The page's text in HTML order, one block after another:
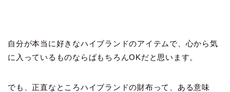
自分が本当に好きなハイブランドのアイテムで、心から気
に入っているものならばもちろんOKだと思います。
でも、正直なところハイブランドの財布って、ある意味